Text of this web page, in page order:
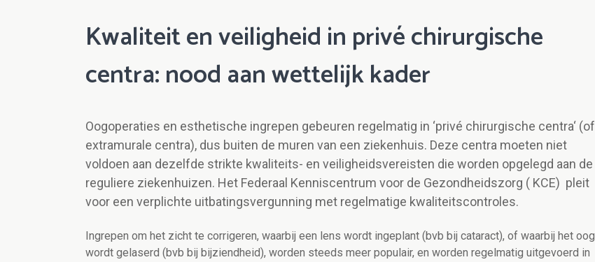
Kwaliteit en veiligheid in privé chirurgische
centra: nood aan wettelijk kader
Oogoperaties en esthetische ingrepen gebeuren regelmatig in ‘privé chirurgische centra‘ (of
extramurale centra), dus buiten de muren van een ziekenhuis. Deze centra moeten niet
voldoen aan dezelfde strikte kwaliteits- en veiligheidsvereisten die worden opgelegd aan de
reguliere ziekenhuizen. Het Federaal Kenniscentrum voor de Gezondheidszorg ( KCE) pleit
voor een verplichte uitbatingsvergunning met regelmatige kwaliteitscontroles.
Ingrepen om het zicht te corrigeren, waarbij een lens wordt ingeplant (bvb bij cataract), of waarbij het oog
wordt gelaserd (bvb bij bijziendheid), worden steeds meer populair, en worden regelmatig uitgevoerd in